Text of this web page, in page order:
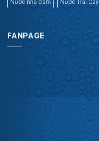
Nước nha đam Nước Trái Cây
FANPAGE